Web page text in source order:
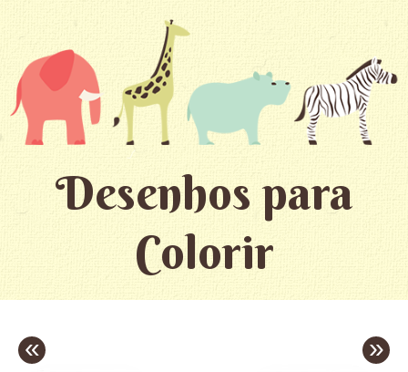
Desenhos para
Colorir
« »